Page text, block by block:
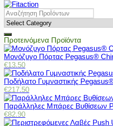
Προτεινόμενα Προϊόντα
Μονόζυγο Πόρτας Pegasus®
€13.50
Ποδήλατο Γυμναστικής
€217.50
Παράλληλες Μπάρες Βυθίσεων
€82.90